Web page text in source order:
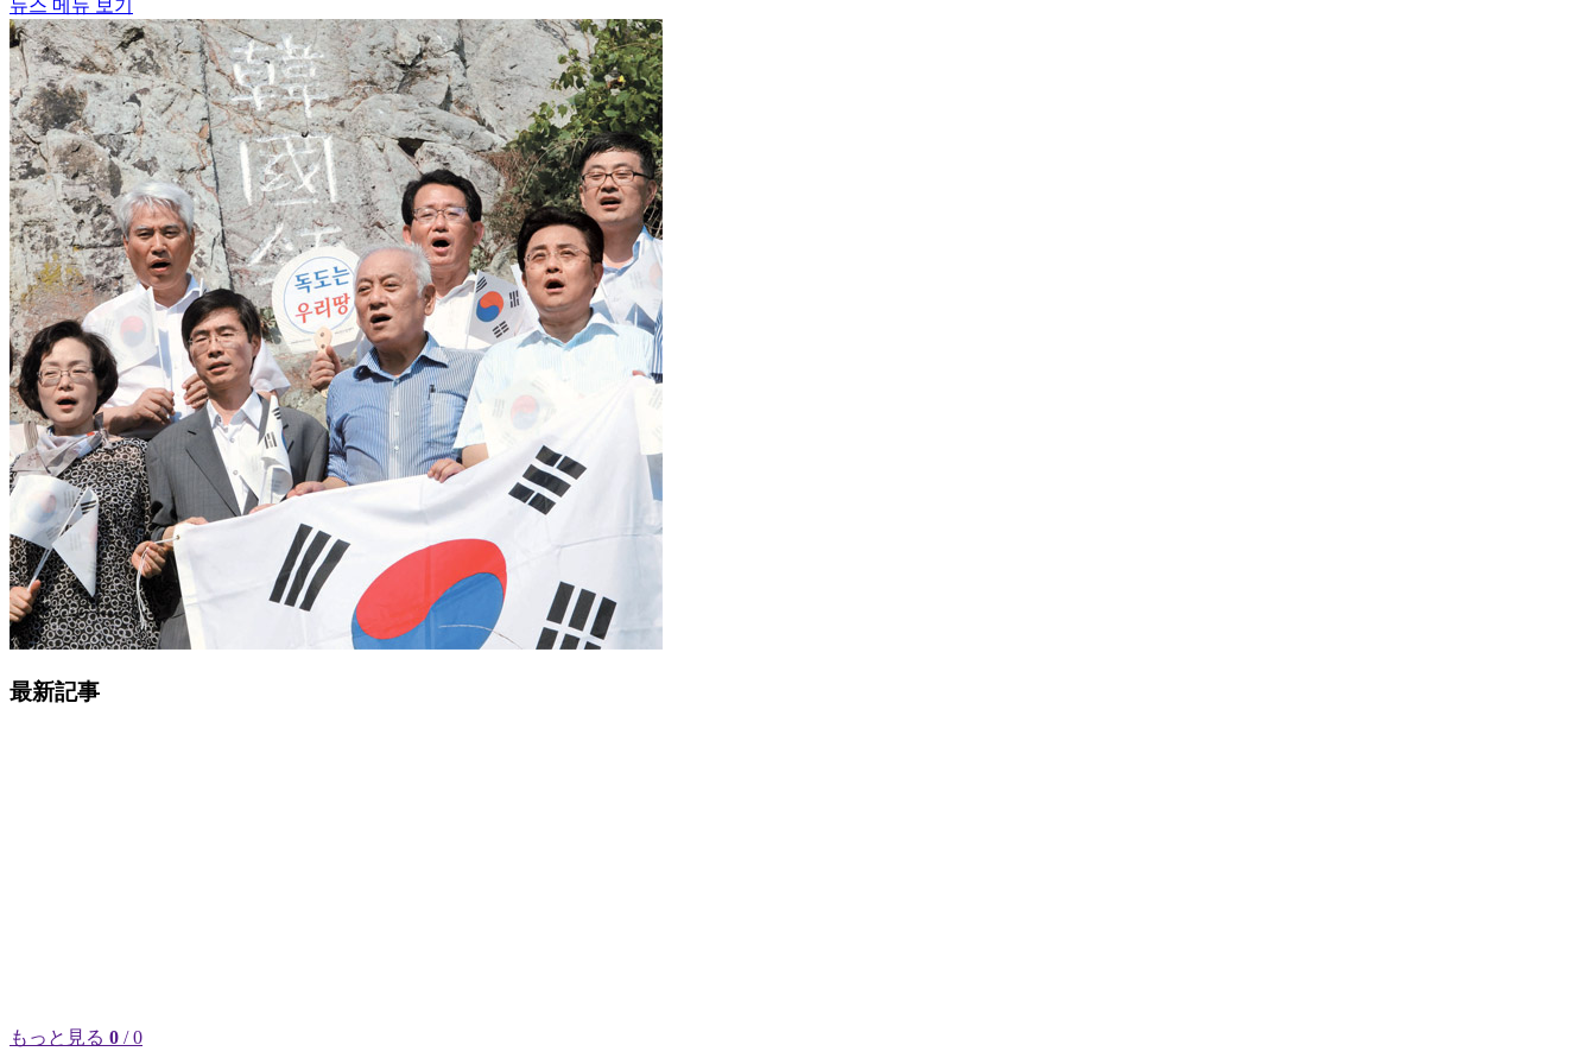
뉴스 메뉴 보기
最新記事
もっと見る 0 / 0